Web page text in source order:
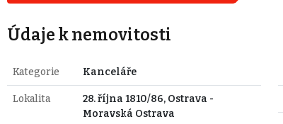
Údaje k nemovitosti
Kategorie Kanceláře
Lokalita
28. října 1810/86, Ostrava -
Moravská Ostrava